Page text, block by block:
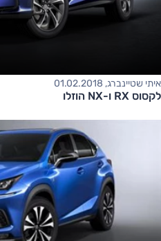
איתי שטיינברג, 01.02.2018
לקסוס RX ו-NX הוזלו